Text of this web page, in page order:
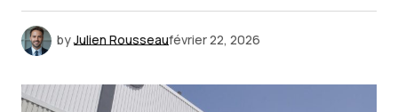
byJulien Rousseaufévrier 22, 2026